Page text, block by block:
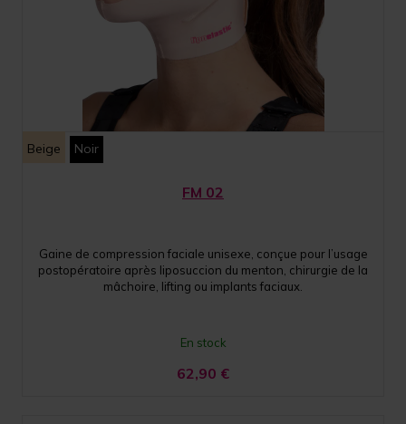
Beige Noir
FM 02
Gaine de compression faciale unisexe, conçue pour l’usage
postopératoire après liposuccion du menton, chirurgie de la
mâchoire, lifting ou implants faciaux.
En stock
62,90 €